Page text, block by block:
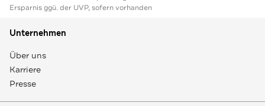
Ersparnis ggü. der UVP, sofern vorhanden
Unternehmen
Über uns
Karriere
Presse